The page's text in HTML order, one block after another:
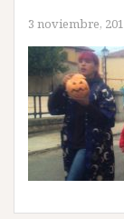
3 noviembre,